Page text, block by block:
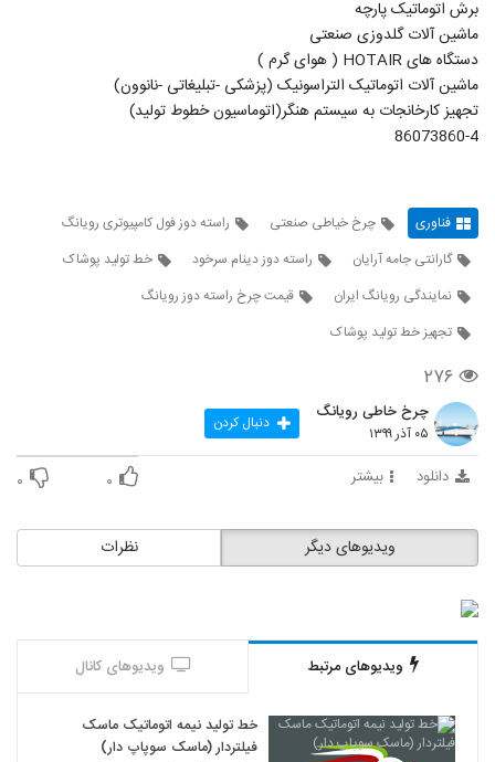
️برش اتوماتیک پارچه
️ماشین آلات گلدوزی صنعتی
️دستگاه های HOTAIR ( هوای گرم )
️ماشین آلات اتوماتیک التراسونیک (پزشکی -تبلیغاتی -نانوون)
️تجهیز کارخانجات به سیستم هنگر(اتوماسیون خطوط تولید)
86073860-4
فناوری چرخ خیاطی صنعتی
راسته دوز فول کامپیوتری رویانگ
گارانتی جامه آرایان
راسته دوز دینام سرخود
خط تولید پوشاک
نمایندگی رویانگ ایران
قیمت چرخ راسته دوز رویانگ
تجهیز خط تولید پوشاک
۲۷۶
چرخ خاطی رویانگ
۰۵ آذر ۱۳۹۹ دنبال کردن
دانلود بیشتر ۰ ۰
نظرات ویدیوهای دیگر
ویدیوهای مرتبط ویدیوهای کانال
خط تولید نیمه اتوماتیک ماسک
فیلتردار (ماسک سوپاپ دار)